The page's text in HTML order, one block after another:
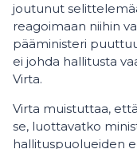
joutunut
reagoimaan niihin
pääministeri
ei johda hallitusta
Virta.
Virta muistuttaa,
se, luottavatko
hallituspuolueiden